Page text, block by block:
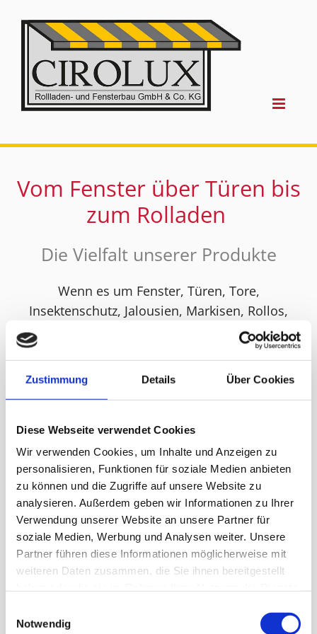
Zustimmung Details Über Cookies
Diese Webseite verwendet Cookies
Wir verwenden Cookies, um Inhalte und Anzeigen zu
personalisieren, Funktionen für soziale Medien anbieten
zu können und die Zugriffe auf unsere Website zu
analysieren. Außerdem geben wir Informationen zu Ihrer
Verwendung unserer Website an unsere Partner für
soziale Medien, Werbung und Analysen weiter. Unsere
Partner führen diese Informationen möglicherweise mit
weiteren Daten zusammen, die Sie ihnen bereitgestellt
Notwendig
Vom Fenster über Türen bis
zum Rolladen
Die Vielfalt unserer Produkte
Wenn es um Fenster, Türen, Tore,
Insektenschutz, Jalousien, Markisen, Rollos,
Rollladen, dekorativen Sonnenschutz und
Terrassendächer geht, dann ist die Firma
CIROLUX Ihr jahrzehntelanger zuverlässiger
Gealan Fenster
Haustüren
Terrassendach
Markisen